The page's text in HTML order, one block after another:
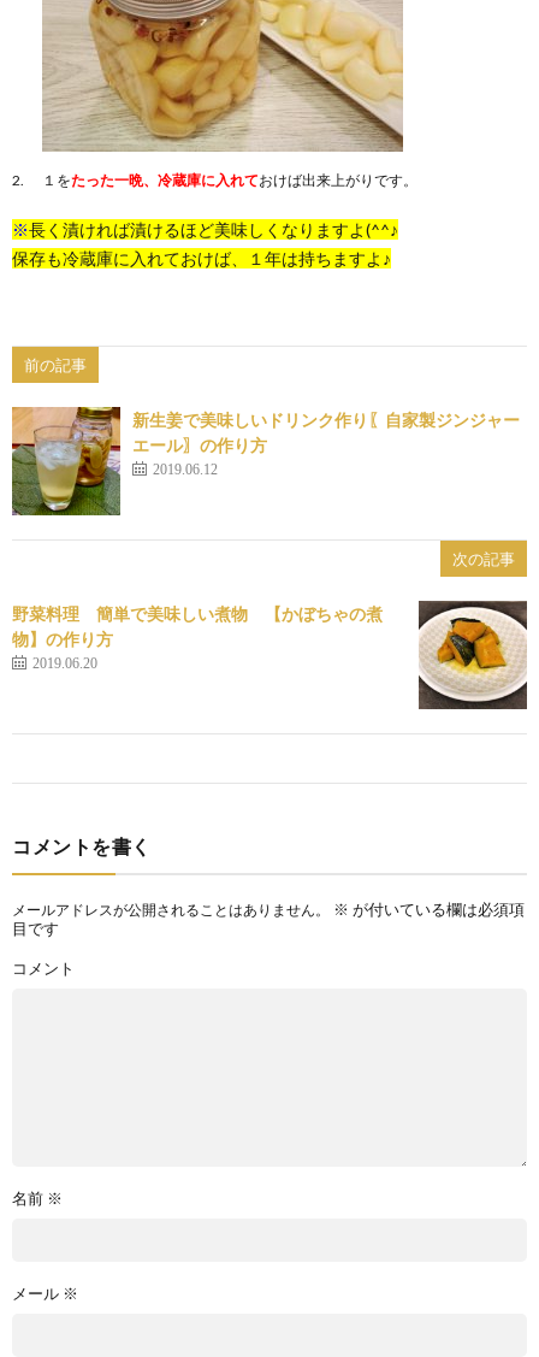
１をたった一晩、冷蔵庫に入れておけば出来上がりです。
※長く漬ければ漬けるほど美味しくなりますよ(^^♪
保存も冷蔵庫に入れておけば、１年は持ちますよ♪
前の記事
新生姜で美味しいドリンク作り〖自家製ジンジャー
エール〗の作り方
2019.06.12
次の記事
野菜料理 簡単で美味しい煮物 【かぼちゃの煮
物】の作り方
2019.06.20
コメントを書く
メールアドレスが公開されることはありません。 ※ が付いている欄は必須項
目です
コメント
名前 ※
メール ※